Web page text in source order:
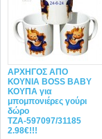
ΑΡΧΗΓΟΣ ΑΠΟ
ΚΟΥΝΙΑ BOSS BABY
ΚΟΥΠΑ για
μπομπονιέρες γούρι
δώρο
ΤΖΑ-597097/31185
2.98€!!!